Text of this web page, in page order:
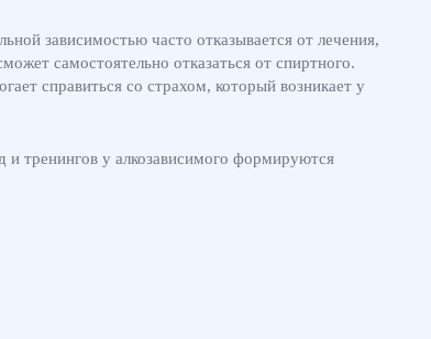
зависимостью часто отказывается от лечения,
самостоятельно отказаться от спиртного.
справиться со страхом, который возникает у
и тренингов у алкозависимого формируются